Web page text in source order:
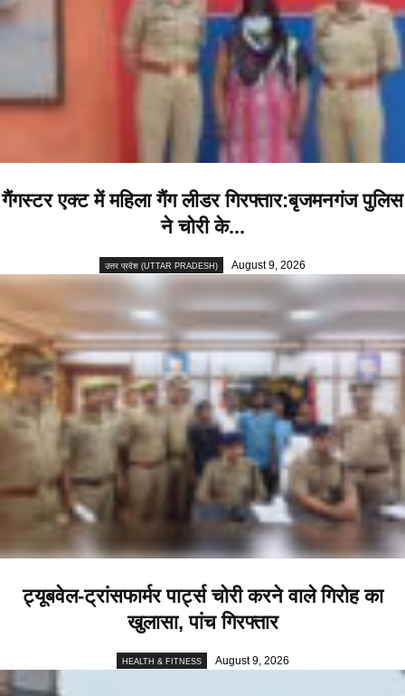
गैंगस्टर एक्ट में महिला गैंग लीडर गिरफ्तार:बृजमनगंज पुलिस
ने चोरी के...
उत्तर प्रदेश (UTTAR PRADESH) August 9, 2026
ट्यूबवेल-ट्रांसफार्मर पार्ट्स चोरी करने वाले गिरोह का
खुलासा, पांच गिरफ्तार
HEALTH & FITNESS August 9, 2026